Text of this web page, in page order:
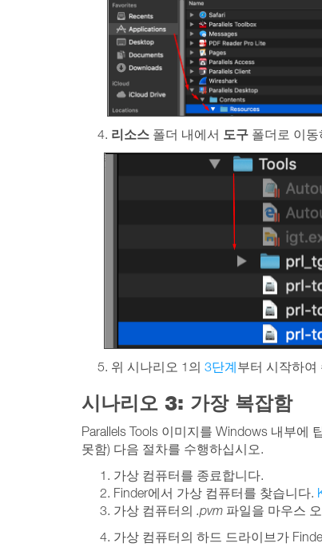
4. 리소스 폴더 내에서 도구 폴더로 이동
5. 위 시나리오 1의 3단계부터 시작하여
시나리오 3: 가장 복잡함
Parallels Tools 이미지를 Windows 내부에
못함) 다음 절차를 수행하십시오.
가상 컴퓨터를 종료합니다.
Finder에서 가상 컴퓨터를 찾습니다.
가상 컴퓨터의 .pvm 파일을 마우스
가상 컴퓨터의 하드 드라이브가